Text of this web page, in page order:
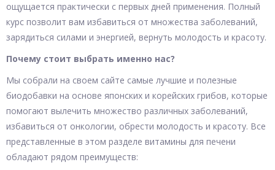
ощущается практически с первых дней применения. Полный
курс позволит вам избавиться от множества заболеваний,
зарядиться силами и энергией, вернуть молодость и красоту.
Почему стоит выбрать именно нас?
Мы собрали на своем сайте самые лучшие и полезные
биодобавки на основе японских и корейских грибов, которые
помогают вылечить множество различных заболеваний,
избавиться от онкологии, обрести молодость и красоту. Все
представленные в этом разделе витамины для печени
обладают рядом преимуществ: